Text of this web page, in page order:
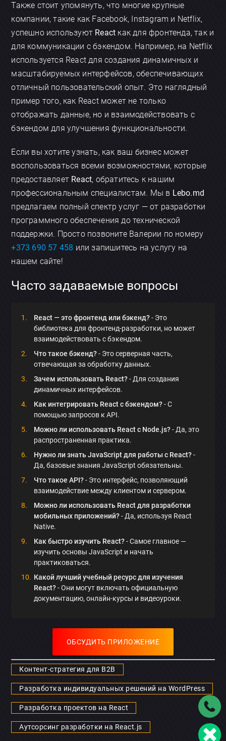
Также стоит упомянуть, что многие крупные
компании, такие как Facebook, Instagram и Netflix,
успешно используют React как для фронтенда, так и
для коммуникации с бэкендом. Например, на Netflix
используется React для создания динамичных и
масштабируемых интерфейсов, обеспечивающих
отличный пользовательский опыт. Это наглядный
пример того, как React может не только
отображать данные, но и взаимодействовать с
бэкендом для улучшения функциональности.
Если вы хотите узнать, как ваш бизнес может
воспользоваться всеми возможностями, которые
предоставляет React, обратитесь к нашим
профессиональным специалистам. Мы в Lebo.md
предлагаем полный спектр услуг — от разработки
программного обеспечения до технической
поддержки. Просто позвоните Валерии по номеру
+373 690 57 458 или запишитесь на услугу на
нашем сайте!
Часто задаваемые вопросы
React — это фронтенд или бэкенд?- Это
библиотека для фронтенд-разработки, но может
взаимодействовать с бэкендом.
Что такое бэкенд?- Это серверная часть,
отвечающая за обработку данных.
Зачем использовать React?- Для создания
динамичных интерфейсов.
Как интегрировать React с бэкендом?- С
помощью запросов к API.
Можно ли использовать React с Node.js?- Да, это
распространенная практика.
Нужно ли знать JavaScript для работы с React?-
Да, базовые знания JavaScript обязательны.
Что такое API?- Это интерфейс, позволяющий
взаимодействие между клиентом и сервером.
Можно ли использовать React для разработки
мобильных приложений?- Да, используя React
Native.
Как быстро изучить React?- Самое главное —
изучить основы JavaScript и начать
практиковаться.
Какой лучший учебный ресурс для изучения
React?- Они могут включать официальную
документацию, онлайн-курсы и видеоуроки.
ОБСУДИТЬ ПРИЛОЖЕНИЕ
Контент-стратегия для B2B
Разработка индивидуальных решений на WordPress
Разработка проектов на React
Аутсорсинг разработки на React.js